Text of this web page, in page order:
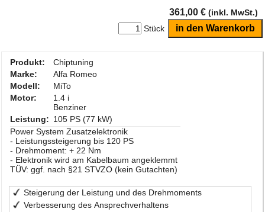
361,00 € (inkl. MwSt.)
Stück
Produkt:
Chiptuning
Marke:
Alfa Romeo
Modell:
MiTo
Motor:
1.4 i
Benziner
Leistung: 105 PS (77 kW)
Power System Zusatzelektronik
- Leistungssteigerung bis 120 PS
- Drehmoment: + 22 Nm
- Elektronik wird am Kabelbaum angeklemmt
TÜV: ggf. nach §21 STVZO (kein Gutachten)
Steigerung der Leistung und des Drehmoments
Verbesserung des Ansprechverhaltens